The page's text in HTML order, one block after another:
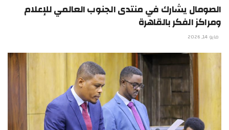
الصومال يشارك في منتدى الجنوب العالمي للإعلام
ومراكز الفكر بالقاهرة
مايو 14, 2026